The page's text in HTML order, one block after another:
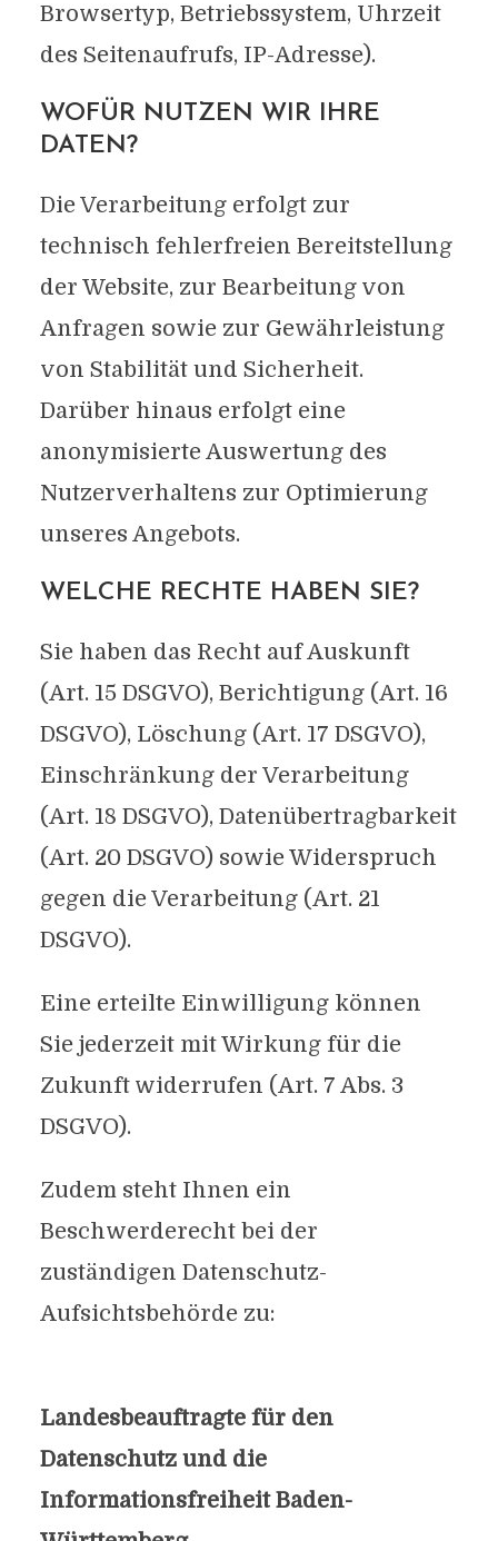
Browsertyp, Betriebssystem, Uhrzeit
des Seitenaufrufs, IP-Adresse).
WOFÜR NUTZEN WIR IHRE
DATEN?
Die Verarbeitung erfolgt zur
technisch fehlerfreien Bereitstellung
der Website, zur Bearbeitung von
Anfragen sowie zur Gewährleistung
von Stabilität und Sicherheit.
Darüber hinaus erfolgt eine
anonymisierte Auswertung des
Nutzerverhaltens zur Optimierung
unseres Angebots.
WELCHE RECHTE HABEN SIE?
Sie haben das Recht auf Auskunft
(Art. 15 DSGVO), Berichtigung (Art. 16
DSGVO), Löschung (Art. 17 DSGVO),
Einschränkung der Verarbeitung
(Art. 18 DSGVO), Datenübertragbarkeit
(Art. 20 DSGVO) sowie Widerspruch
gegen die Verarbeitung (Art. 21
DSGVO).
Eine erteilte Einwilligung können
Sie jederzeit mit Wirkung für die
Zukunft widerrufen (Art. 7 Abs. 3
DSGVO).
Zudem steht Ihnen ein
Beschwerderecht bei der
zuständigen Datenschutz-
Aufsichtsbehörde zu:
Landesbeauftragte für den
Datenschutz und die
Informationsfreiheit Baden-